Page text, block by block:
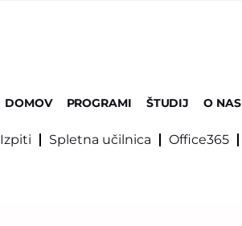
DOMOV PROGRAMI ŠTUDIJ O NAS
Izpiti Spletna učilnica Office365